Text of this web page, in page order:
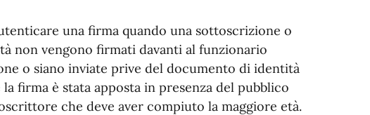
una firma quando una sottoscrizione o
non vengono firmati davanti al funzionario
o siano inviate prive del documento di identità
firma è stata apposta in presenza del pubblico
che deve aver compiuto la maggiore età.